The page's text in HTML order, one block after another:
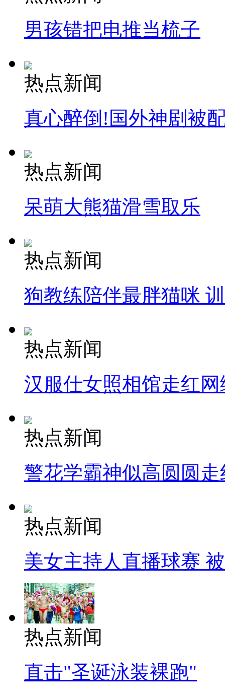
男孩错把电推当梳子
热点新闻
真心醉倒!国外神剧被
热点新闻
呆萌大熊猫滑雪取乐
热点新闻
狗教练陪伴最胖猫咪
热点新闻
汉服仕女照相馆走红网
热点新闻
警花学霸神似高圆圆走
热点新闻
美女主持人直播球赛
热点新闻
直击"圣诞泳装裸跑"